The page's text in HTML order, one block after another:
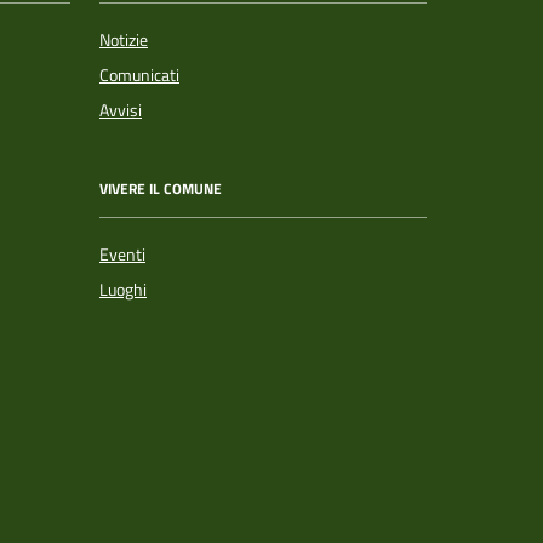
Notizie
Comunicati
Avvisi
VIVERE IL COMUNE
Eventi
Luoghi